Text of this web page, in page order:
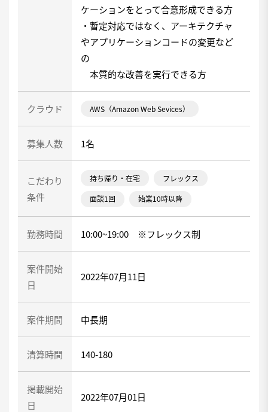
ケーションをとって合意形成できる方
・暫定対応ではなく、アーキテクチャ
やアプリケーションコードの変更など
の
本質的な改善を実行できる方
クラウド AWS（Amazon Web Sevices）
募集人数 1名
こだわり
条件
持ち帰り・在宅 フレックス
面談1回 始業10時以降
勤務時間 10:00~19:00 ※フレックス制
案件開始
日
2022年07月11日
案件期間 中長期
清算時間 140-180
掲載開始
日
2022年07月01日